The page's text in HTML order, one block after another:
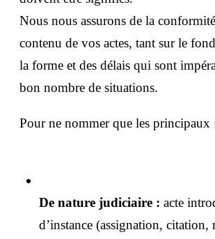
Nous nous assurons de la
contenu de vos actes, tant sur le
la forme et des délais qui sont
bon nombre de situations.
Pour ne nommer que les principaux
De nature judiciaire : acte
d’instance (assignation, citation,